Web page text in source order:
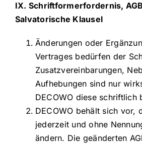
IX. Schriftformerfordernis,
Salvatorische Klausel
Änderungen oder
Vertrages bedürfen der
Zusatzvereinbarungen,
Aufhebungen sind nur
DECOWO diese schriftlich
DECOWO behält sich vor,
jederzeit und ohne
ändern. Die geänderten